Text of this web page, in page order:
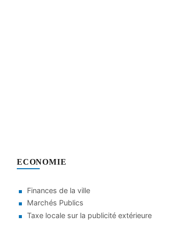
ECONOMIE
Finances de la ville
Marchés Publics
Taxe locale sur la publicité extérieure